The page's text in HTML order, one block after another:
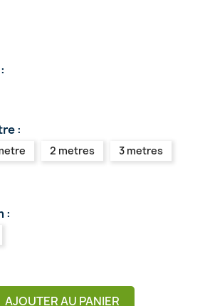
:
2 metres
3 metres
:
AJOUTER AU PANIER